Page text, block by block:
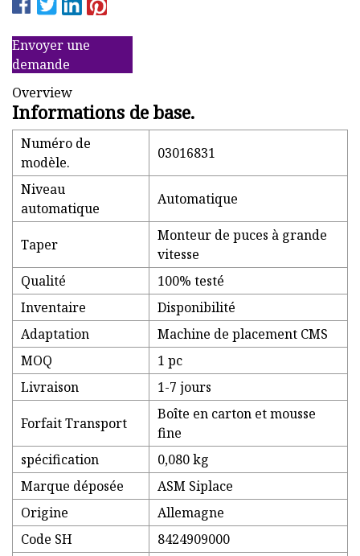
Envoyer une
demande
Overview
Informations de base.
Numéro de
modèle.
03016831
Niveau
automatique
Automatique
Taper
Monteur de puces à grande
vitesse
Qualité
100% testé
Inventaire
Disponibilité
Adaptation
Machine de placement CMS
MOQ
1 pc
Livraison
1-7 jours
Forfait Transport
Boîte en carton et mousse
fine
spécification
0,080 kg
Marque déposée
ASM Siplace
Origine
Allemagne
Code SH
8424909000